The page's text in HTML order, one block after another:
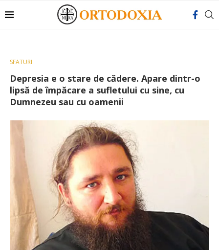
SFATURI
Depresia e o stare de cădere. Apare dintr-o
lipsă de împăcare a sufletului cu sine, cu
Dumnezeu sau cu oamenii